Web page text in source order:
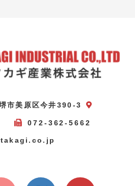
市美原区今井390-3
072-362-5662
takagi.co.jp